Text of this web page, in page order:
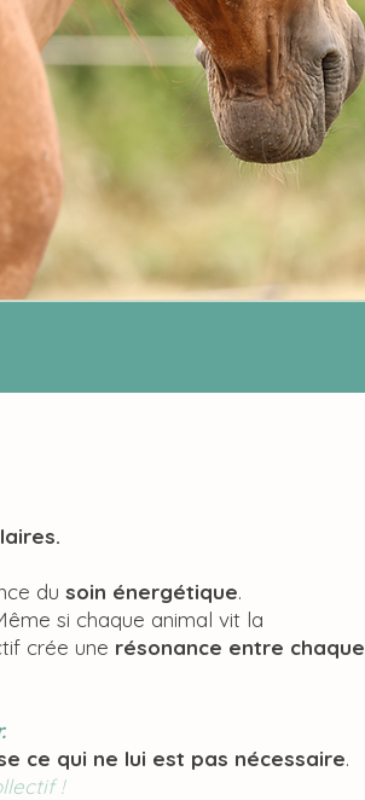
du soin énergétique.
si chaque animal vit la
crée une résonance entre chaque
ce qui ne lui est pas nécessaire.
!